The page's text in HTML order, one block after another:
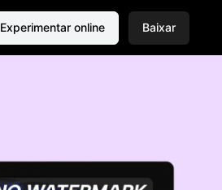
Experimentar online Baixar